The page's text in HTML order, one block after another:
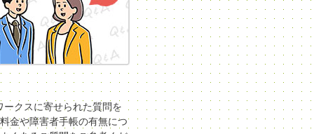
ークスに寄せられた質問を
金や障害者手帳の有無につ